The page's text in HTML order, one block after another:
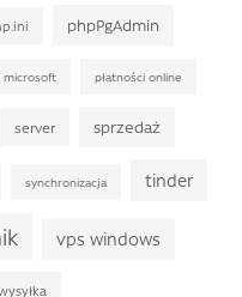
phpPgAdmin
microsoft płatności online
server sprzedaż
synchronizacja tinder
vps windows